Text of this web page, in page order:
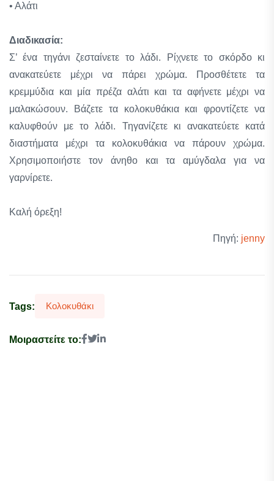
• Αλάτι
Διαδικασία:
Σ’ ένα τηγάνι ζεσταίνετε το λάδι. Ρίχνετε το σκόρδο κι
ανακατεύετε μέχρι να πάρει χρώμα. Προσθέτετε τα
κρεμμύδια και μία πρέζα αλάτι και τα αφήνετε μέχρι να
μαλακώσουν. Βάζετε τα κολοκυθάκια και φροντίζετε να
καλυφθούν με το λάδι. Τηγανίζετε κι ανακατεύετε κατά
διαστήματα μέχρι τα κολοκυθάκια να πάρουν χρώμα.
Χρησιμοποιήστε τον άνηθο και τα αμύγδαλα για να
γαρνίρετε.
Καλή όρεξη!
Πηγή: jenny
Tags: Κολοκυθάκι
Μοιραστείτε το: